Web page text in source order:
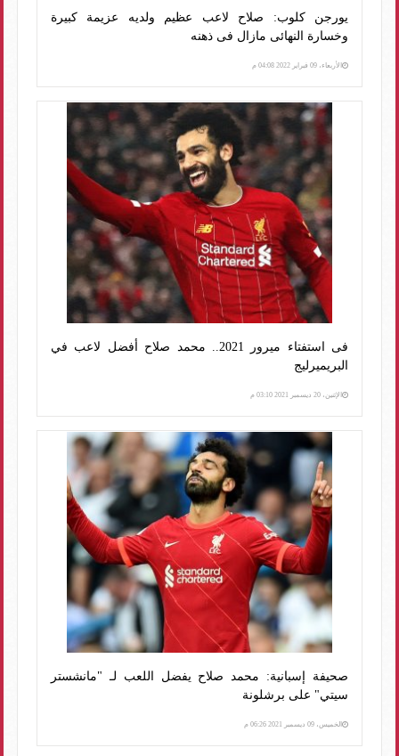
يورجن كلوب: صلاح لاعب عظيم ولديه عزيمة كبيرة
وخسارة النهائى مازال فى ذهنه
الأربعاء، 09 فبراير 2022 04:08 م
فى استفتاء ميرور 2021.. محمد صلاح أفضل لاعب في
البريميرليج
الإثنين، 20 ديسمبر 2021 03:10 م
صحيفة إسبانية: محمد صلاح يفضل اللعب لـ "مانشستر
سيتي" على برشلونة
الخميس، 09 ديسمبر 2021 06:26 م